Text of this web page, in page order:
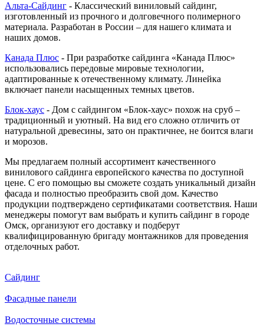
Альта-Сайдинг - Классический виниловый сайдинг,
изготовленный из прочного и долговечного полимерного
материала. Разработан в России – для нашего климата и
наших домов.
Канада Плюс - При разработке сайдинга «Канада Плюс»
использовались передовые мировые технологии,
адаптированные к отечественному климату. Линейка
включает панели насыщенных темных цветов.
Блок-хаус - Дом с сайдингом «Блок-хаус» похож на сруб –
традиционный и уютный. На вид его сложно отличить от
натуральной древесины, зато он практичнее, не боится влаги
и морозов.
Мы предлагаем полный ассортимент качественного
винилового сайдинга европейского качества по доступной
цене. С его помощью вы сможете создать уникальный дизайн
фасада и полностью преобразить свой дом. Качество
продукции подтверждено сертификатами соответствия. Наши
менеджеры помогут вам выбрать и купить сайдинг в городе
Омск, организуют его доставку и подберут
квалифицированную бригаду монтажников для проведения
отделочных работ.
Сайдинг
Фасадные панели
Водосточные системы